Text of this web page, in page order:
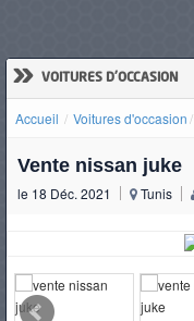
» VOITURES D'OCCASION
Accueil Voitures d'occasion
Vente nissan juke
le 18 Déc. 2021 Tunis
D'OCCASION